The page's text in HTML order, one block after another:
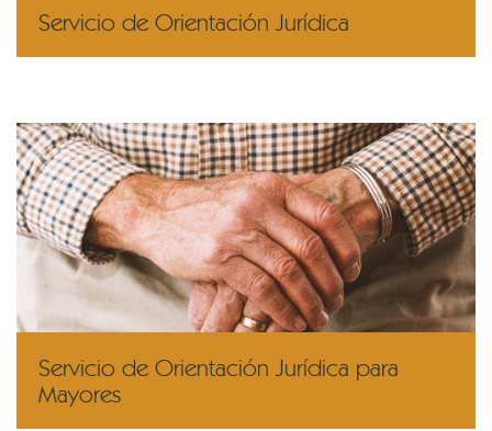
Servicio de Orientación Jurídica
Servicio de Orientación Jurídica para
Mayores